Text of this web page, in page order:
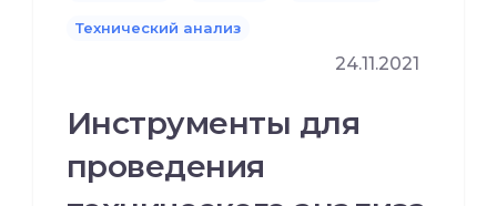
Технический анализ
24.11.2021
Инструменты для
проведения